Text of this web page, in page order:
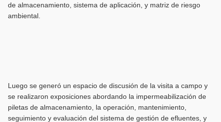
de almacenamiento, sistema de aplicación, y matriz de riesgo
ambiental.
Luego se generó un espacio de discusión de la visita a campo y
se realizaron exposiciones abordando la impermeabilización de
piletas de almacenamiento, la operación, mantenimiento,
seguimiento y evaluación del sistema de gestión de efluentes, y